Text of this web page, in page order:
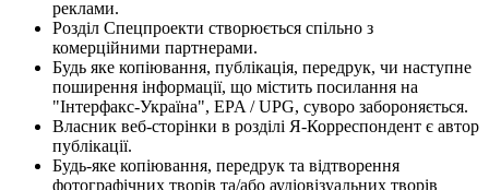
реклами.
Розділ Спецпроекти створюється спільно з
комерційними партнерами.
Будь яке копіювання, публікація, передрук, чи наступне
поширення інформації, що містить посилання на
"Інтерфакс-Україна", EPA / UPG, суворо забороняється.
Власник веб-сторінки в розділі Я-Корреспондент є автор
публікації.
Будь-яке копіювання, передрук та відтворення
фотографічних творів та/або аудіовізуальних творів